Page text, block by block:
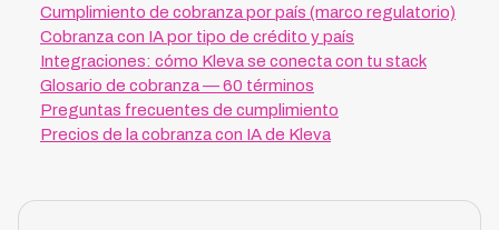
Cumplimiento de cobranza por país (marco regulatorio)
Cobranza con IA por tipo de crédito y país
Integraciones: cómo Kleva se conecta con tu stack
Glosario de cobranza — 60 términos
Preguntas frecuentes de cumplimiento
Precios de la cobranza con IA de Kleva